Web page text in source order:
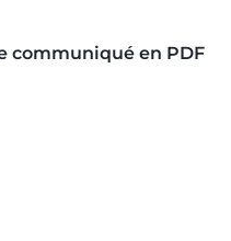
communiqué en PDF